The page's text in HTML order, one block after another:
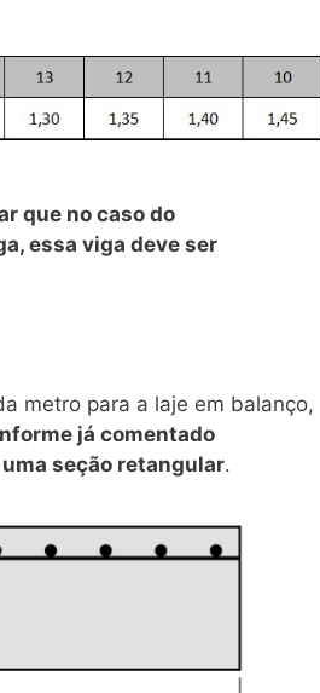
que no caso do
essa viga deve ser
metro para a laje em balanço,
já comentado
seção retangular.